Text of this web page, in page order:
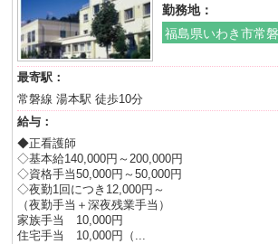
勤務地：
福島県いわき市常
最寄駅：
常磐線 湯本駅 徒歩10分
給与：
◆正看護師
◇基本給140,000円～200,000円
◇資格手当50,000円～50,000円
◇夜勤1回につき12,000円～
（夜勤手当＋深夜残業手当）
家族手当 10,000円
住宅手当 10,000円（...